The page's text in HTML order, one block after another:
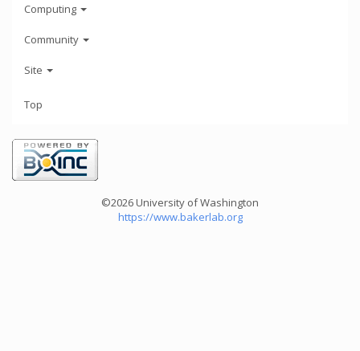
Computing
Community
Site
Top
©2026 University of Washington
https://www.bakerlab.org